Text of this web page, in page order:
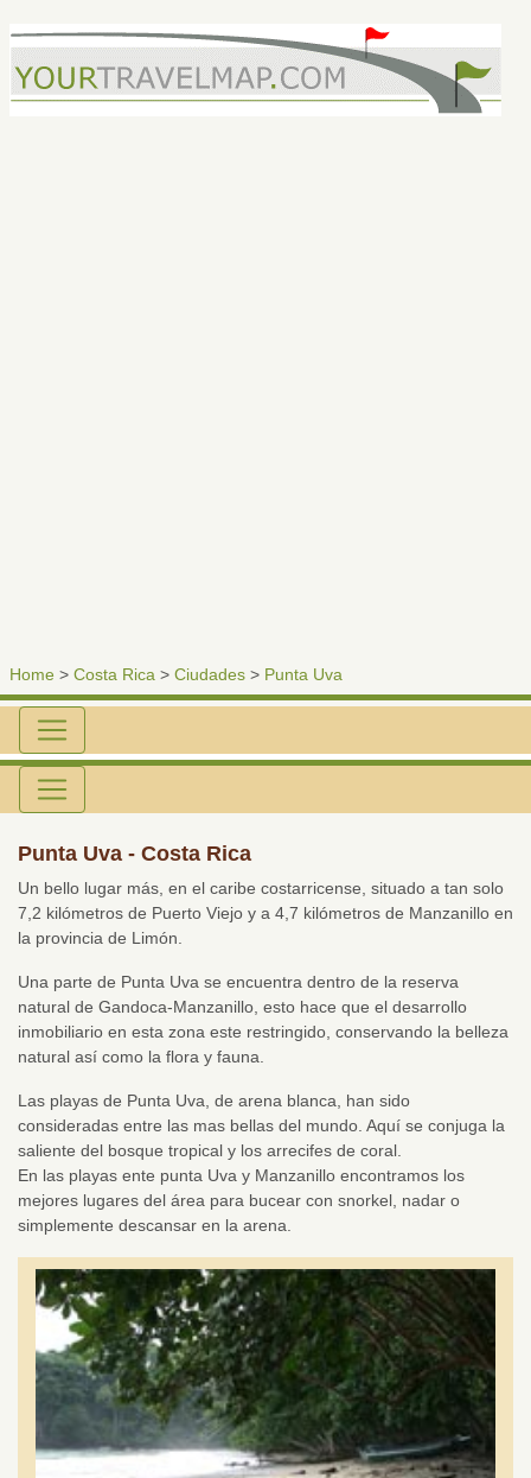
Home > Costa Rica > Ciudades > Punta Uva
Punta Uva - Costa Rica
Un bello lugar más, en el caribe costarricense, situado a tan solo
7,2 kilómetros de Puerto Viejo y a 4,7 kilómetros de Manzanillo en
la provincia de Limón.
Una parte de Punta Uva se encuentra dentro de la reserva
natural de Gandoca-Manzanillo, esto hace que el desarrollo
inmobiliario en esta zona este restringido, conservando la belleza
natural así como la flora y fauna.
Las playas de Punta Uva, de arena blanca, han sido
consideradas entre las mas bellas del mundo. Aquí se conjuga la
saliente del bosque tropical y los arrecifes de coral.
En las playas ente punta Uva y Manzanillo encontramos los
mejores lugares del área para bucear con snorkel, nadar o
simplemente descansar en la arena.